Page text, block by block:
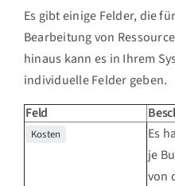
Es gibt einige Felder, die
Bearbeitung von
hinaus kann es in Ihrem
individuelle Felder geben.
Feld
Kosten
Es
je
von